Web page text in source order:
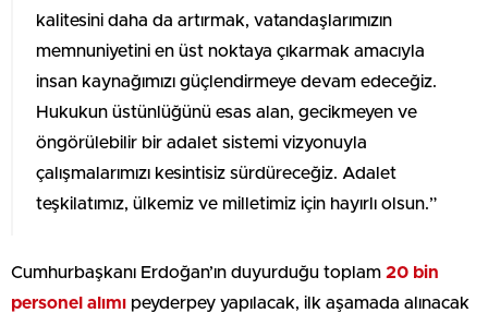
kalitesini daha da artırmak, vatandaşlarımızın
memnuniyetini en üst noktaya çıkarmak amacıyla
insan kaynağımızı güçlendirmeye devam edeceğiz.
Hukukun üstünlüğünü esas alan, gecikmeyen ve
öngörülebilir bir adalet sistemi vizyonuyla
çalışmalarımızı kesintisiz sürdüreceğiz. Adalet
teşkilatımız, ülkemiz ve milletimiz için hayırlı olsun.”
Cumhurbaşkanı Erdoğan’ın duyurduğu toplam 20 bin
personel alımı peyderpey yapılacak, ilk aşamada alınacak